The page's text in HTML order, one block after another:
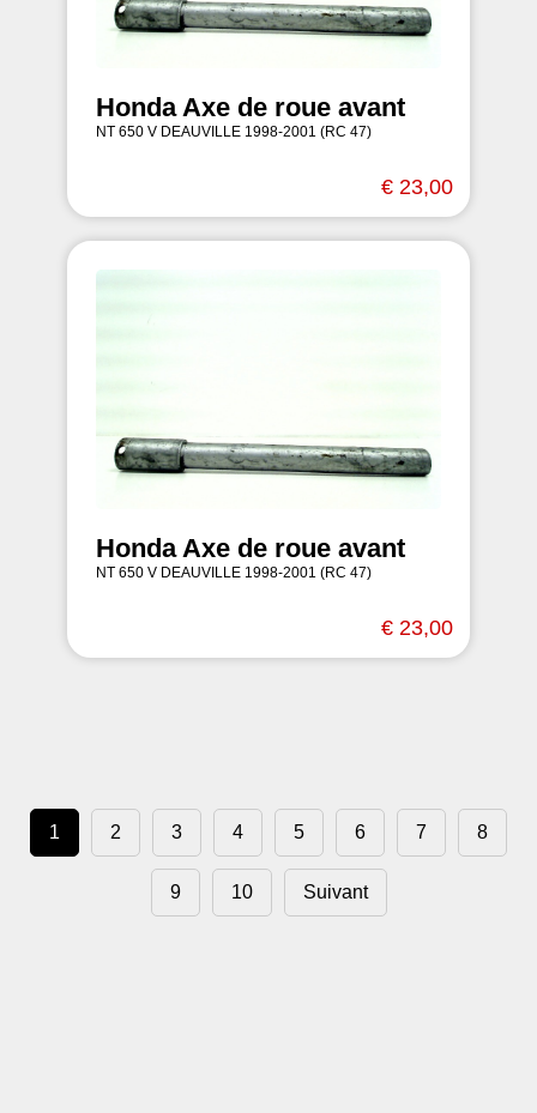
Honda Axe de roue avant
NT 650 V DEAUVILLE 1998-2001 (RC 47)
€ 23,00
Honda Axe de roue avant
NT 650 V DEAUVILLE 1998-2001 (RC 47)
€ 23,00
1 2 3 4 5 6 7 8
9 10 Suivant